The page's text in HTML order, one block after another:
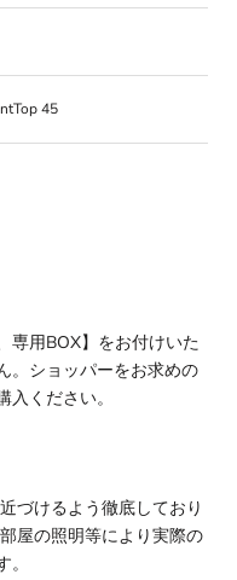
45
専用BOX】をお付けいた
。ショッパーをお求めの
ください。
づけるよう徹底しており
屋の照明等により実際の